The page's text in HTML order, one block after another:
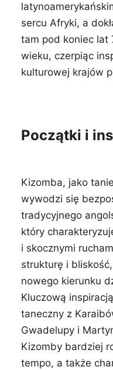
sercu Afryki, a
tam pod koniec lat
wieku, czerpiąc
kulturowej krajów
Początki i
Kizomba, jako
wywodzi się
tradycyjnego
który
i skocznymi
strukturę i
nowego kierunku
Kluczową
taneczny z
Gwadelupy i
Kizomby bardziej
tempo, a także